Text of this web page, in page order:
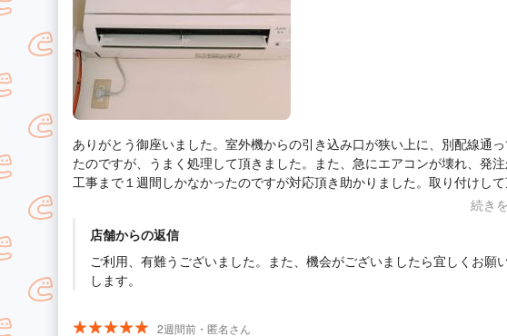
ありがとう御座いました。室外機からの引き込み口が狭い上に、別配線通
たのですが、うまく処理して頂きました。また、急にエアコンが壊れ、発
工事まで１週間しかなかったのですが対応頂き助かりました。取り付けし
続き
店舗からの返信
ご利用、有難うございました。また、機会がございましたら宜しくお願
します。
2週間前・匿名さん